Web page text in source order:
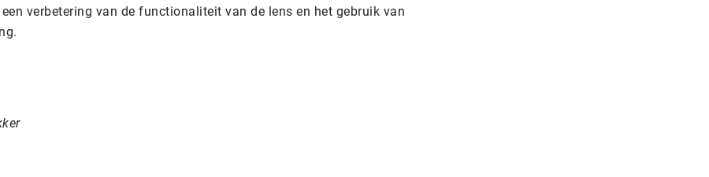
een verbetering van de functionaliteit van de lens en het gebruik van